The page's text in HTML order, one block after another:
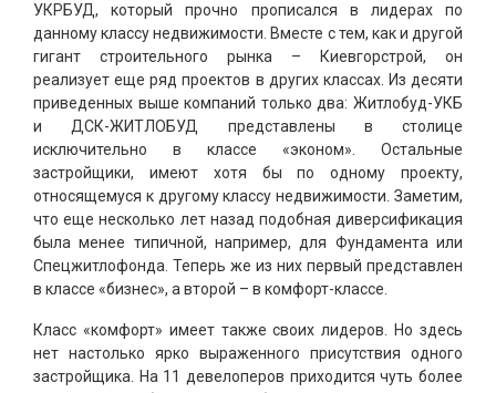
УКРБУД, который прочно прописался в лидерах по
данному классу недвижимости. Вместе с тем, как и другой
гигант строительного рынка – Киевгорстрой, он
реализует еще ряд проектов в других классах. Из десяти
приведенных выше компаний только два: Житлобуд-УКБ
и ДСК-ЖИТЛОБУД представлены в столице
исключительно в классе «эконом». Остальные
застройщики, имеют хотя бы по одному проекту,
относящемуся к другому классу недвижимости. Заметим,
что еще несколько лет назад подобная диверсификация
была менее типичной, например, для Фундамента или
Спецжитлофонда. Теперь же из них первый представлен
в классе «бизнес», а второй – в комфорт-классе.
Класс «комфорт» имеет также своих лидеров. Но здесь
нет настолько ярко выраженного присутствия одного
застройщика. На 11 девелоперов приходится чуть более